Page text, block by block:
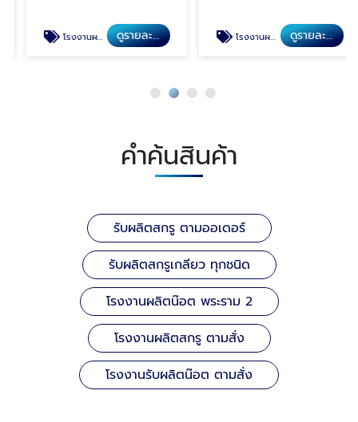
โรงงานผลิตน๊อต พระราม 2 ดูรายละเอียด โรงงานผลิตสกรู ตามสั่ง ดูรายละเอียด
คำค้นสินค้า
รับผลิตสกรู ตามออเดอร์
รับผลิตสกรูเกลียว ทุกชนิด
โรงงานผลิตน๊อต พระราม 2
โรงงานผลิตสกรู ตามสั่ง
โรงงานรับผลิตน๊อต ตามสั่ง